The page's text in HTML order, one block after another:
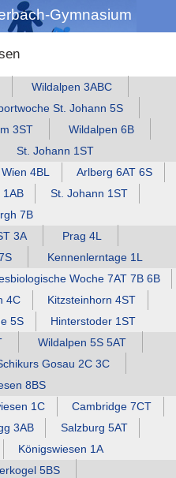
Gymnasium
Wildalpen 3ABC
St. Johann 5S
3ST
Wildalpen 6B
St. Johann 1ST
Wien 4BL
Arlberg 6AT 6S
1AB
St. Johann 1ST
7B
3A
Prag 4L
Kennenlerntage 1L
Woche 7AT 7B 6B
4C
Kitzsteinhorn 4ST
5S
Hinterstoder 1ST
Wildalpen 5S 5AT
Gosau 2C 3C
8BS
1C
Cambridge 7CT
3AB
Salzburg 5AT
Königswiesen 1A
5BS